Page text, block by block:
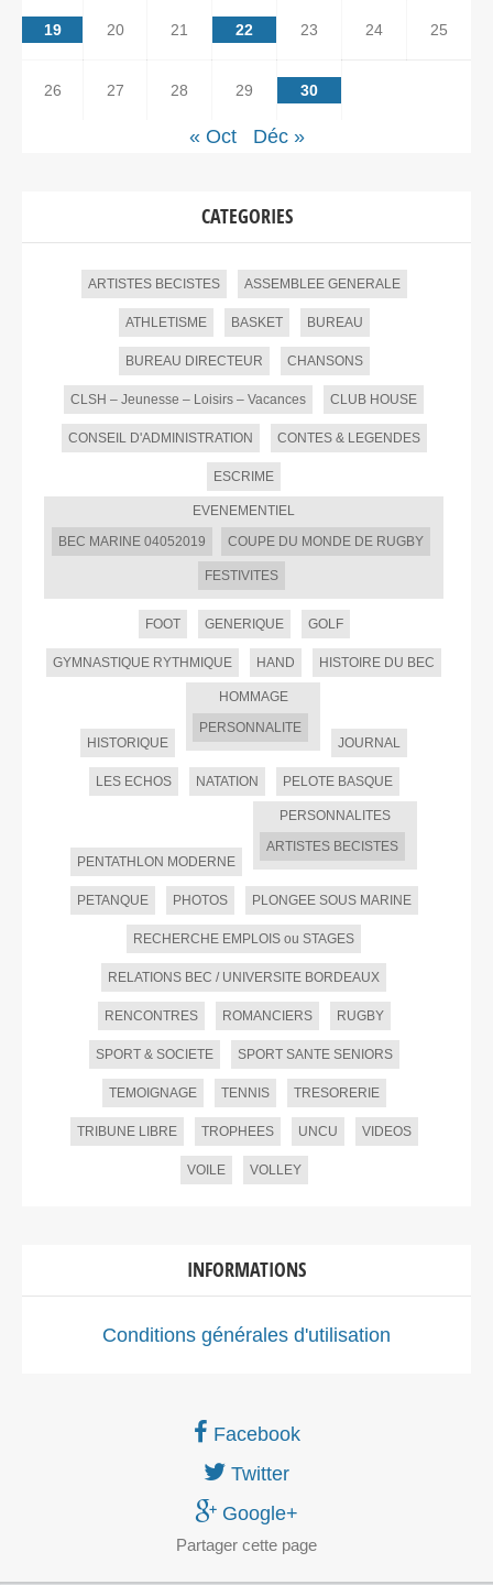
19 20 21 22 23 24 25
26 27 28 29 30
« Oct Déc »
CATEGORIES
ARTISTES BECISTES ASSEMBLEE GENERALE
ATHLETISME BASKET BUREAU
BUREAU DIRECTEUR CHANSONS
CLSH – Jeunesse – Loisirs – Vacances CLUB HOUSE
CONSEIL D'ADMINISTRATION CONTES & LEGENDES
ESCRIME
EVENEMENTIEL
BEC MARINE 04052019
COUPE DU MONDE DE RUGBY
FESTIVITES
FOOT GENERIQUE GOLF
GYMNASTIQUE RYTHMIQUE HAND HISTOIRE DU BEC
HISTORIQUE
HOMMAGE
PERSONNALITE
JOURNAL
LES ECHOS NATATION PELOTE BASQUE
PENTATHLON MODERNE
PERSONNALITES
ARTISTES BECISTES
PETANQUE PHOTOS PLONGEE SOUS MARINE
RECHERCHE EMPLOIS ou STAGES
RELATIONS BEC / UNIVERSITE BORDEAUX
RENCONTRES ROMANCIERS RUGBY
SPORT & SOCIETE SPORT SANTE SENIORS
TEMOIGNAGE TENNIS TRESORERIE
TRIBUNE LIBRE TROPHEES UNCU VIDEOS
VOILE VOLLEY
INFORMATIONS
Conditions générales d'utilisation
Facebook
Twitter
Google+
Partager cette page